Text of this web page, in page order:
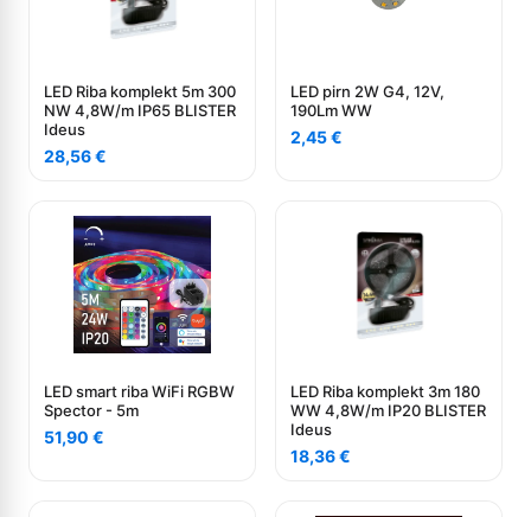
LED Riba komplekt 5m 300
NW 4,8W/m IP65 BLISTER
Ideus
28,56€
LED pirn 2W G4, 12V,
190Lm WW
2,45€
LED smart riba WiFi RGBW
Spector - 5m
51,90 €
LED Riba komplekt 3m 180
WW 4,8W/m IP20 BLISTER
Ideus
18,36€